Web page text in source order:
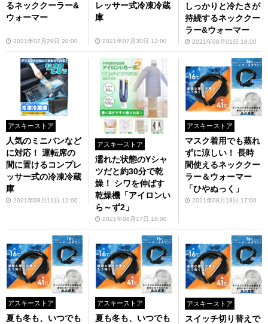
るネッククーラー&
ウォーマー
2021年07月29日 20:00
レッサー式冷凍冷蔵
庫
2021年07月30日 12:00
しっかりと冷たさが
持続するネッククー
ラー&ウォーマー
2021年08月01日 18:00
アスキーストア
人気のミニバンなど
に対応！ 運転席の
間に置けるコンプレ
ッサー式の冷凍冷蔵
庫
2021年08月11日 12:00
アスキーストア
濡れた状態のYシャ
ツだと約30分で乾
燥！ シワを伸ばす
乾燥機「アイロンい
ら～ず2」
2021年08月17日 18:00
アスキーストア
マスク着用でも蒸れ
ずに涼しい！ 長時
間使えるネッククー
ラー＆ウォーマー
「ひやぬっく」
2021年08月18日 17:00
アスキーストア
夏も冬も、いつでも
アスキーストア
夏も冬も、いつでも
アスキーストア
スイッチ切り替えで